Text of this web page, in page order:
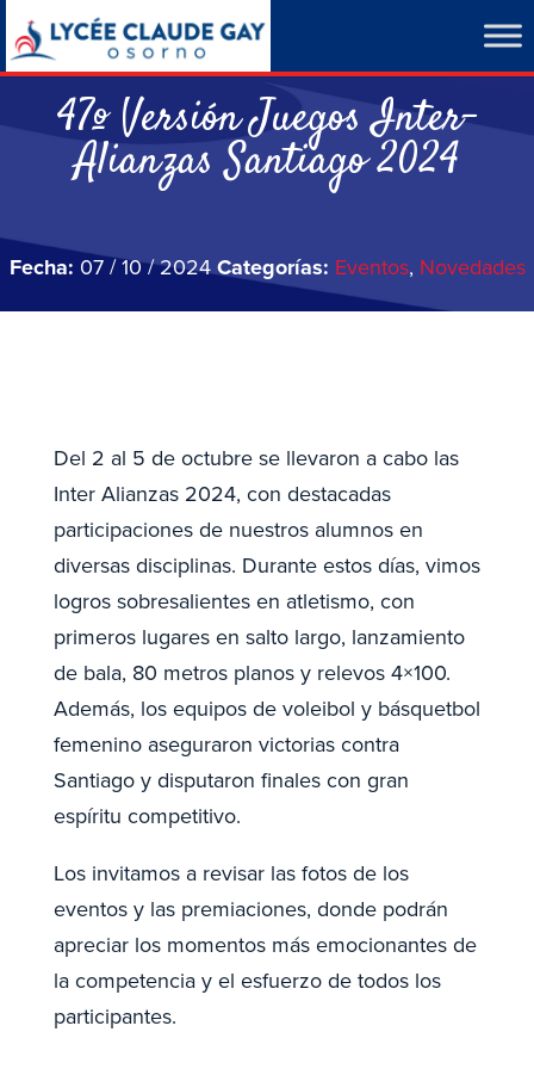
47º Versión Juegos Inter-
Alianzas Santiago 2024
Fecha: 07 / 10 / 2024Categorías: Eventos, Novedades
Del 2 al 5 de octubre se llevaron a cabo las
Inter Alianzas 2024, con destacadas
participaciones de nuestros alumnos en
diversas disciplinas. Durante estos días, vimos
logros sobresalientes en atletismo, con
primeros lugares en salto largo, lanzamiento
de bala, 80 metros planos y relevos 4×100.
Además, los equipos de voleibol y básquetbol
femenino aseguraron victorias contra
Santiago y disputaron finales con gran
espíritu competitivo.
Los invitamos a revisar las fotos de los
eventos y las premiaciones, donde podrán
apreciar los momentos más emocionantes de
la competencia y el esfuerzo de todos los
participantes.